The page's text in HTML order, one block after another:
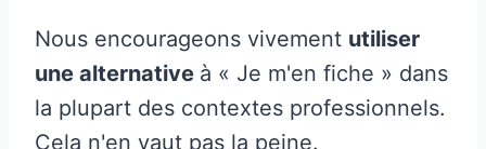
Nous encourageons vivement utiliser
une alternative à « Je m'en fiche » dans
la plupart des contextes professionnels.
Cela n'en vaut pas la peine.